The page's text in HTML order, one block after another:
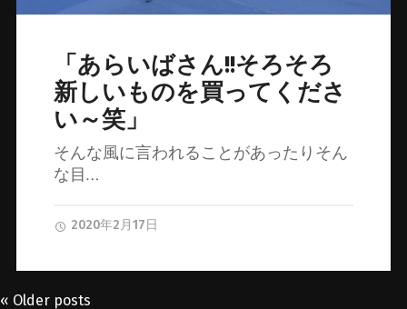
「あらいばさん!!そろそろ
新しいものを買ってくださ
い～笑」
そんな風に言われることがあったりそん
な目…
2020年2月17日
« Older posts